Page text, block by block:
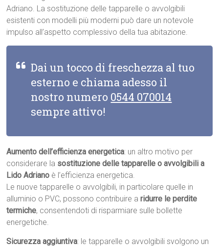
Adriano. La sostituzione delle tapparelle o avvolgibili
esistenti con modelli più moderni può dare un notevole
impulso all’aspetto complessivo della tua abitazione.
Dai un tocco di freschezza al tuo
esterno e chiama adesso il
nostro numero 0544 070014
sempre attivo!
Aumento dell’efficienza energetica: un altro motivo per
considerare la sostituzione delle tapparelle o avvolgibili a
Lido Adriano è l’efficienza energetica.
Le nuove tapparelle o avvolgibili, in particolare quelle in
alluminio o PVC, possono contribuire aridurre le perdite
termiche, consentendoti di risparmiare sulle bollette
energetiche.
Sicurezza aggiuntiva: le tapparelle o avvolgibili svolgono un